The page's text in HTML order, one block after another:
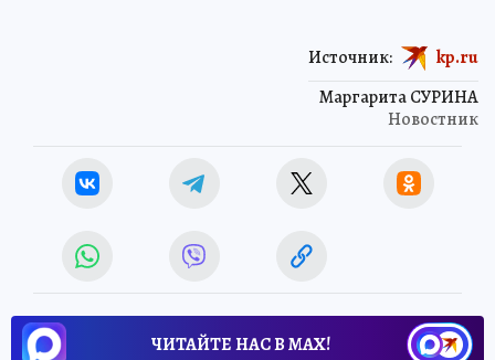
Маргарита СУРИНА
Новостник
Источник: kp.ru
ЧИТАЙТЕ НАС В МАХ!